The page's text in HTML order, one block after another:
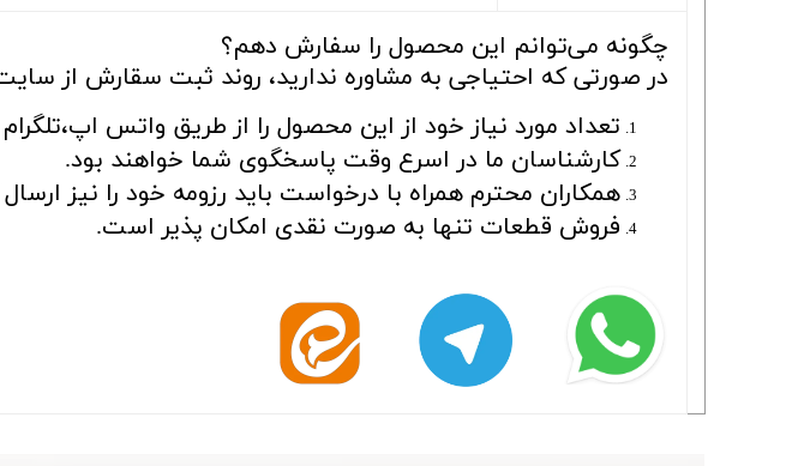
چگونه می‌توانم این محصول را سفارش دهم؟
در صورتی که احتیاجی به مشاوره ندارید، روند ثبت سقارش از
تعداد مورد نیاز خود از این محصول را از طریق واتس اپ،تلگرام
کارشناسان ما در اسرع وقت پاسخگوی شما خواهند بود.
همکاران محترم همراه با درخواست باید رزومه خود را نیز
فروش قطعات تنها به صورت نقدی امکان پذیر است.